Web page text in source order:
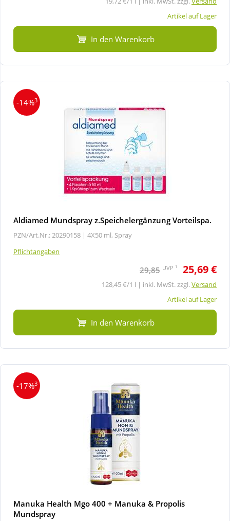
Tierbedarf
Wellness
Artikel auf Lager
In den Warenkorb
-14%3
Aldiamed Mundspray z.Speichelergänzung Vorteilspa.
PZN/Art.Nr.: 20290158 | 4X50 ml, Spray
Pflichtangaben
29,85 UVP 1 25,69 €
128,45 €/1 l | inkl. MwSt. zzgl.Versand
Artikel auf Lager
In den Warenkorb
-17%3
Manuka Health Mgo 400 + Manuka & Propolis
Mundspray